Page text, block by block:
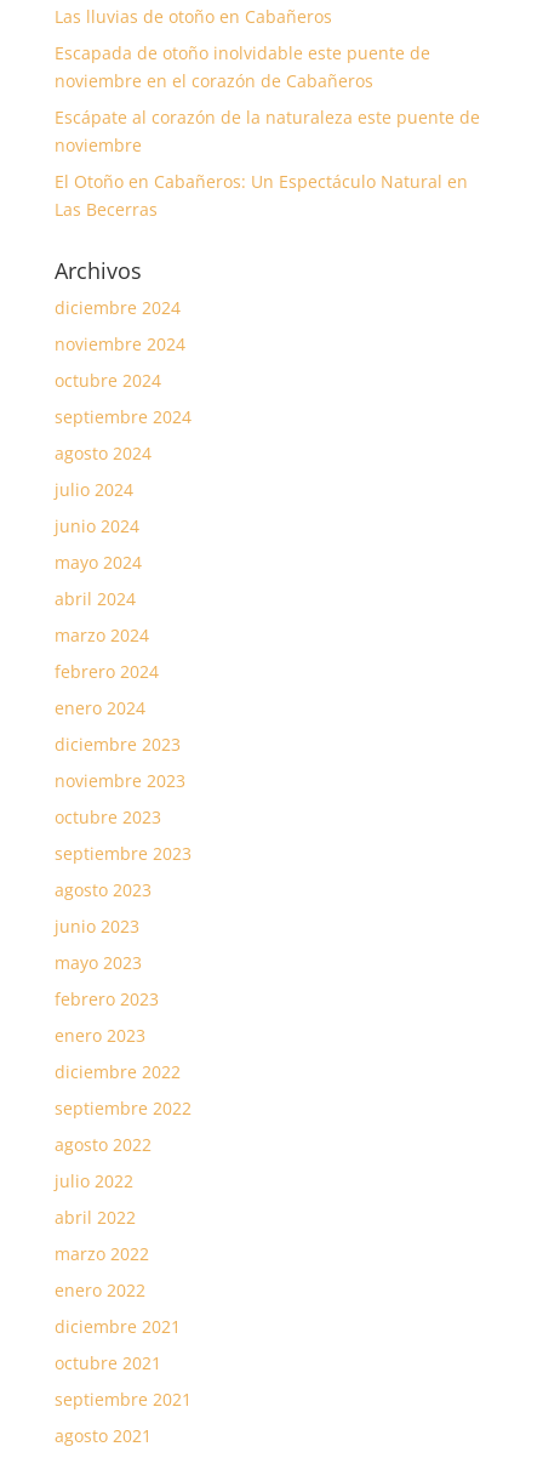
Las lluvias de otoño en Cabañeros
Escapada de otoño inolvidable este puente de
noviembre en el corazón de Cabañeros
Escápate al corazón de la naturaleza este puente de
noviembre
El Otoño en Cabañeros: Un Espectáculo Natural en
Las Becerras
Archivos
diciembre 2024
noviembre 2024
octubre 2024
septiembre 2024
agosto 2024
julio 2024
junio 2024
mayo 2024
abril 2024
marzo 2024
febrero 2024
enero 2024
diciembre 2023
noviembre 2023
octubre 2023
septiembre 2023
agosto 2023
junio 2023
mayo 2023
febrero 2023
enero 2023
diciembre 2022
septiembre 2022
agosto 2022
julio 2022
abril 2022
marzo 2022
enero 2022
diciembre 2021
octubre 2021
septiembre 2021
agosto 2021